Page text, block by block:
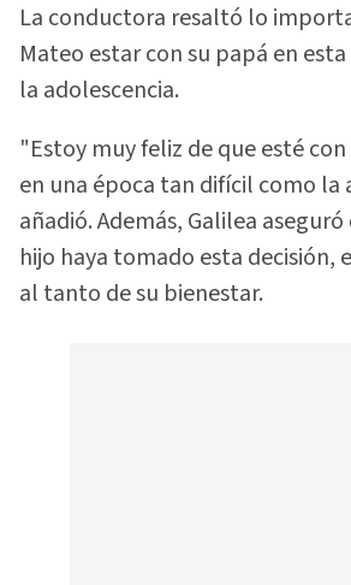
La conductora resaltó lo
Mateo estar con su papá en
la adolescencia.
"Estoy muy feliz de que esté
en una época tan difícil como la
añadió. Además, Galilea
hijo haya tomado esta decisión,
al tanto de su bienestar.